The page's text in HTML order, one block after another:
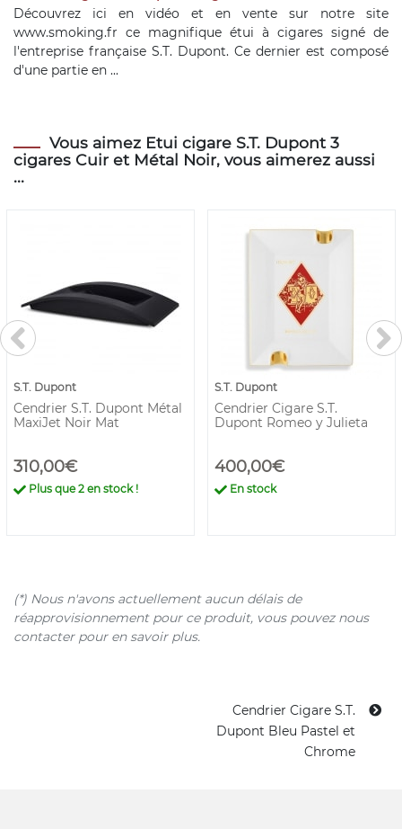
Découvrez ici en vidéo et en vente sur notre site
www.smoking.fr ce magnifique étui à cigares signé de
l'entreprise française S.T. Dupont. Ce dernier est composé
d'une partie en ...
Vous aimez Etui cigare S.T. Dupont 3
cigares Cuir et Métal Noir, vous aimerez aussi
...
S.T. Dupont
Cendrier S.T. Dupont Métal
MaxiJet Noir Mat
310,00€
Plus que2 en stock !
S.T. Dupont
Cendrier Cigare S.T.
Dupont Romeo y Julieta
400,00€
En stock
(*) Nous n'avons actuellement aucun délais de
réapprovisionnement pour ce produit, vous pouvez nous
contacter pour en savoir plus.
Cendrier Cigare S.T.
Dupont Bleu Pastel et
Chrome